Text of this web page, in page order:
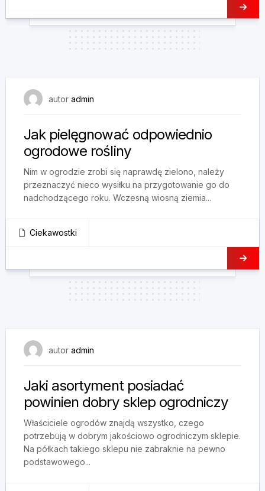
autor admin
Jak pielęgnować odpowiednio
ogrodowe rośliny
Nim w ogrodzie zrobi się naprawdę zielono, należy
przeznaczyć nieco wysiłku na przygotowanie go do
nadchodzącego roku. Wczesną wiosną ziemia...
Ciekawostki
autor admin
Jaki asortyment posiadać
powinien dobry sklep ogrodniczy
Właściciele ogrodów znajdą wszystko, czego
potrzebują w dobrym jakościowo ogrodniczym sklepie.
Na półkach takiego sklepu nie zabraknie na pewno
podstawowego...